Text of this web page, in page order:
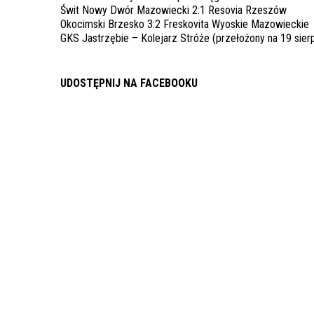
Świt Nowy Dwór Mazowiecki 2:1 Resovia Rzeszów
Okocimski Brzesko 3:2 Freskovita Wyoskie Mazowieckie
GKS Jastrzębie – Kolejarz Stróże (przełożony na 19
UDOSTĘPNIJ NA FACEBOOKU